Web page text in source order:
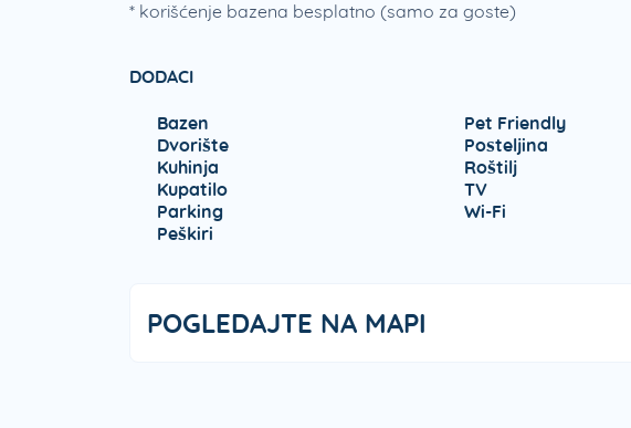
* korišćenje bazena besplatno (samo za goste)
DODACI
Bazen
Dvorište
Kuhinja
Kupatilo
Parking
Peškiri
Pet Friendly
Posteljina
Roštilj
TV
Wi-Fi
POGLEDAJTE NA MAPI